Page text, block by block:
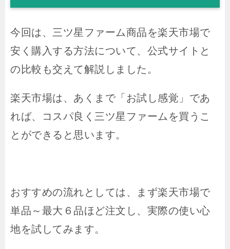
今回は、三ツ星ファーム商品を楽天市場で
安く購入する方法について、公式サイトと
の比較も交えて解説しました。
楽天市場は、あくまで「お試し感覚」であ
れば、コスパ良く三ツ星ファームを買うこ
とができると思います。
おすすめの流れとしては、まず楽天市場で
単品～最大６品ほど注文し、実際の使い心
地を試してみます。